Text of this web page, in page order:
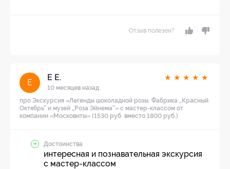
Отзыв полезен?
Е
Е Е.
10 месяцев назад
★ ★ ★ ★ ★
про Экскурсия «Легенды шоколадной розы. Фабрика „Красный
Октябрь“ и музей „Роза Эйнема“» с мастер-классом от
компании «Московиты» (1530 руб. вместо 1800 руб.)
Достоинства
интересная и познавательная экскурсия
с мастер-классом